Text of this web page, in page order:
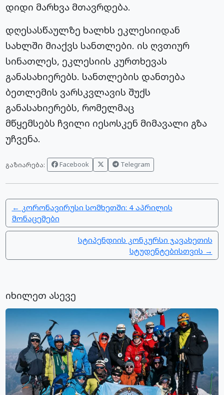
დიდი მარხვა მთავრდება.
დღესასწაულზე ხალხს ეკლესიიდან
სახლში მიაქვს სანთლები. ის ღვთიურ
სინათლეს, ეკლესიის კურთხევას
განასახიერებს. სანთლების დანთება
ბეთლემის ვარსკვლავის შუქს
განასახიერებს, რომელმაც
მწყემსებს ჩვილი იესოსკენ მიმავალი გზა
უჩვენა.
გაზიარება: Facebook Telegram
← კორონავირუსი სომხეთში: 4 აპრილის
მონაცემები
სტიპენდიის კონკურსი ჯავახეთის
სტუდენტებისთვის →
იხილეთ ასევე